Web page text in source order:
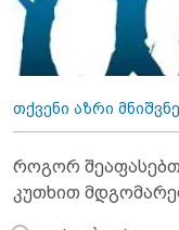
თქვენი აზრი
როგორ შეაფასებთ
კუთხით